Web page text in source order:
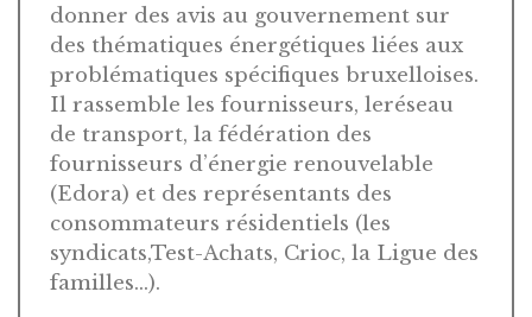
donner des avis au gouvernement sur
des thématiques énergétiques liées aux
problématiques spécifiques bruxelloises.
Il rassemble les fournisseurs, leréseau
de transport, la fédération des
fournisseurs d’énergie renouvelable
(Edora) et des représentants des
consommateurs résidentiels (les
syndicats,Test-Achats, Crioc, la Ligue des
familles…).